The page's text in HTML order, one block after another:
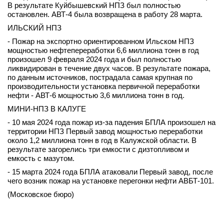
В результате Куйбышевский НПЗ был полностью
остановлен. АВТ-4 была возвращена в работу 28 марта.
ИЛЬСКИЙ НПЗ
- Пожар на экспортно ориентированном Ильском НПЗ
мощностью нефтепереработки 6,6 миллиона тонн в год
произошел 9 февраля 2024 года и был полностью
ликвидирован в течение двух часов. В результате пожара,
по данным источников, пострадала самая крупная по
производительности установка первичной переработки
нефти - АВТ-6 мощностью 3,6 миллиона тонн в год.
МИНИ-НПЗ В КАЛУГЕ
- 10 мая 2024 года пожар из-за падения БПЛА произошел на
территории НПЗ Первый завод мощностью переработки
около 1,2 миллиона тонн в год в Калужской области. В
результате загорелись три емкости с дизтопливом и
емкость с мазутом.
- 15 марта 2024 года БПЛА атаковали Первый завод, после
чего возник пожар на установке перегонки нефти АВБТ-101.
(Московское бюро)